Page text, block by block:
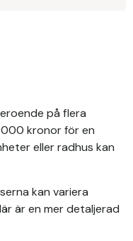
på flera
kronor för en
eller radhus kan
kan variera
är en mer detaljerad